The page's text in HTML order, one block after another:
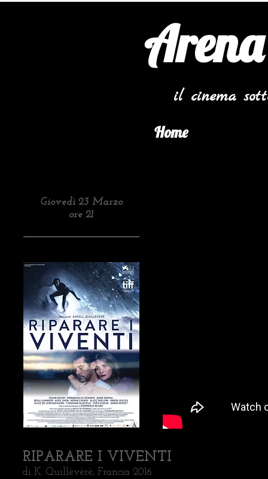
il cinema
Home
Giovedì 23 Marzo
ore 21
RIPARARE I VIVENTI
di K. Quillèvèrè, Francia 2016